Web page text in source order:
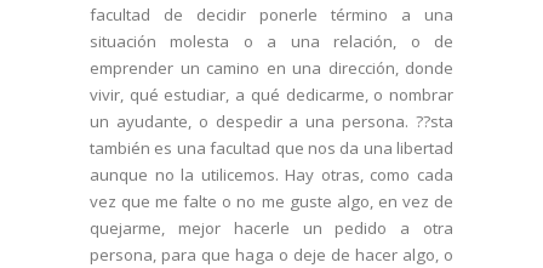
facultad de decidir ponerle término a una
situación molesta o a una relación, o de
emprender un camino en una dirección, donde
vivir, qué estudiar, a qué dedicarme, o nombrar
un ayudante, o despedir a una persona. ??sta
también es una facultad que nos da una libertad
aunque no la utilicemos. Hay otras, como cada
vez que me falte o no me guste algo, en vez de
quejarme, mejor hacerle un pedido a otra
persona, para que haga o deje de hacer algo, o